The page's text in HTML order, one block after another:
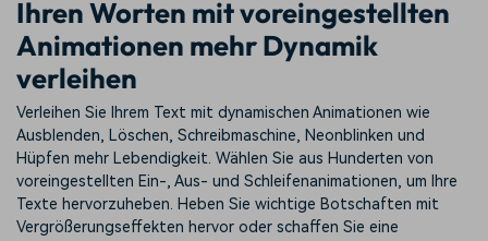
Ihren Worten mit voreingestellten
Animationen mehr Dynamik
verleihen
Verleihen Sie Ihrem Text mit dynamischen Animationen wie
Ausblenden, Löschen, Schreibmaschine, Neonblinken und
Hüpfen mehr Lebendigkeit. Wählen Sie aus Hunderten von
voreingestellten Ein-, Aus- und Schleifenanimationen, um Ihre
Texte hervorzuheben. Heben Sie wichtige Botschaften mit
Vergrößerungseffekten hervor oder schaffen Sie eine